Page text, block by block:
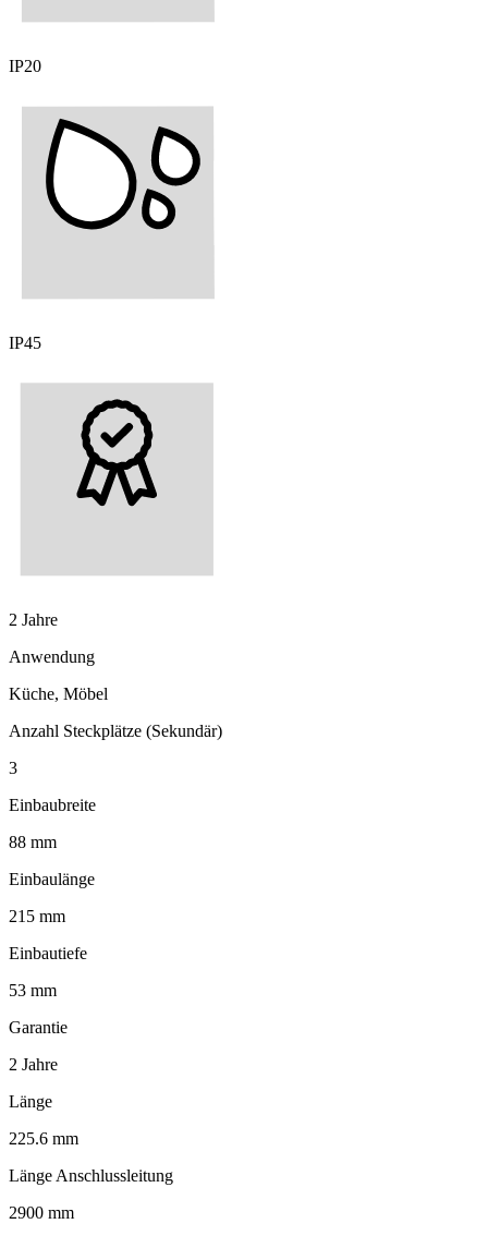
IP20
IP45
2 Jahre
Anwendung
Küche, Möbel
Anzahl Steckplätze (Sekundär)
3
Einbaubreite
88 mm
Einbaulänge
215 mm
Einbautiefe
53 mm
Garantie
2 Jahre
Länge
225.6 mm
Länge Anschlussleitung
2900 mm